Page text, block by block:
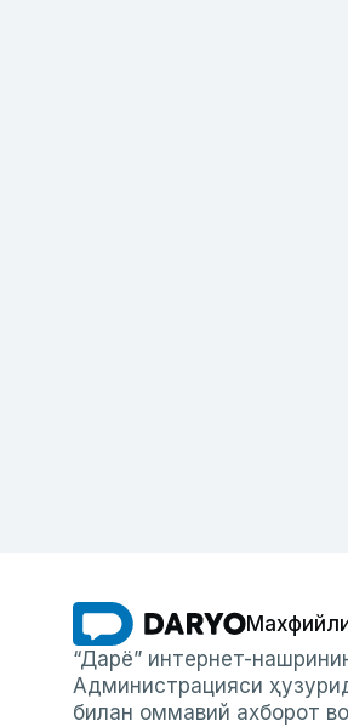
“Дарё” интернет-
Администрацияси
билан оммавий ахборот